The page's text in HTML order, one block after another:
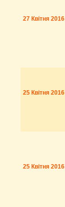
27 Квітня 2016
25 Квітня 2016
25 Квітня 2016